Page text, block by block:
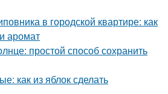
в городской квартире: как
аромат
простой способ сохранить
как из яблок сделать